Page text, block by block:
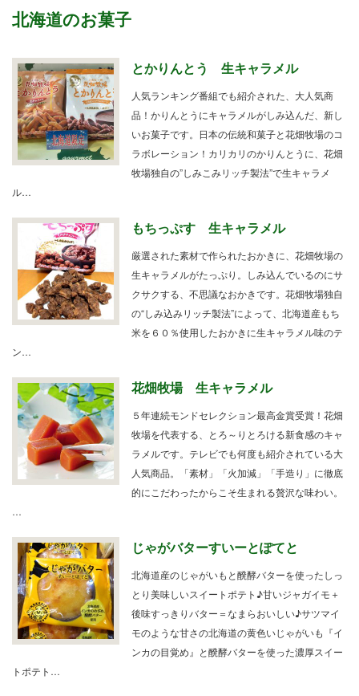
北海道のお菓子
とかりんとう 生キャラメル
人気ランキング番組でも紹介された、大人気商
品！かりんとうにキャラメルがしみ込んだ、新し
いお菓子です。日本の伝統和菓子と花畑牧場のコ
ラボレーション！カリカリのかりんとうに、花畑
牧場独自の”しみこみリッチ製法”で生キャラメ
ル…
もちっぷす 生キャラメル
厳選された素材で作られたおかきに、花畑牧場の
生キャラメルがたっぷり。しみ込んでいるのにサ
クサクする、不思議なおかきです。花畑牧場独自
の“しみ込みリッチ製法”によって、北海道産もち
米を６０％使用したおかきに生キャラメル味のテ
ン…
花畑牧場 生キャラメル
５年連続モンドセレクション最高金賞受賞！花畑
牧場を代表する、とろ～りとろける新食感のキャ
ラメルです。テレビでも何度も紹介されている大
人気商品。「素材」「火加減」「手造り」に徹底
的にこだわったからこそ生まれる贅沢な味わい。
…
じゃがバターすいーとぽてと
北海道産のじゃがいもと醗酵バターを使ったしっ
とり美味しいスイートポテト♪甘いジャガイモ＋
後味すっきりバター＝なまらおいしい♪サツマイ
モのような甘さの北海道の黄色いじゃがいも『イ
ンカの目覚め』と醗酵バターを使った濃厚スイー
トポテト…